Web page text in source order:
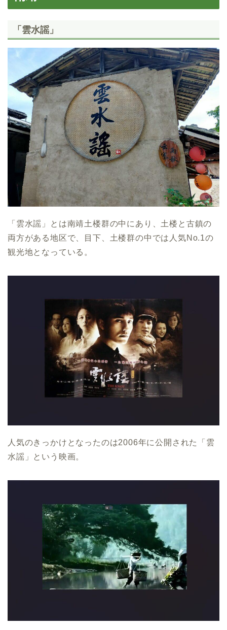
「雲水謡」
「雲水謡」とは南靖土楼群の中にあり、土楼と古鎮の
両方がある地区で、目下、土楼群の中では人気No.1の
観光地となっている。
人気のきっかけとなったのは2006年に公開された「雲
水謡」という映画。